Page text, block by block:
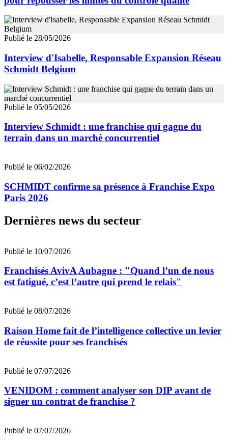
Publié le 28/05/2026
Interview d'Isabelle, Responsable Expansion Réseau
Schmidt Belgium
Publié le 05/05/2026
Interview Schmidt : une franchise qui gagne du
terrain dans un marché concurrentiel
Publié le 06/02/2026
SCHMIDT confirme sa présence à Franchise Expo
Paris 2026
Dernières news du secteur
Publié le 10/07/2026
Franchisés AvivA Aubagne : "Quand l’un de nous
est fatigué, c’est l’autre qui prend le relais"
Publié le 08/07/2026
Raison Home fait de l’intelligence collective un levier
de réussite pour ses franchisés
Publié le 07/07/2026
VENIDOM : comment analyser son DIP avant de
signer un contrat de franchise ?
Publié le 07/07/2026